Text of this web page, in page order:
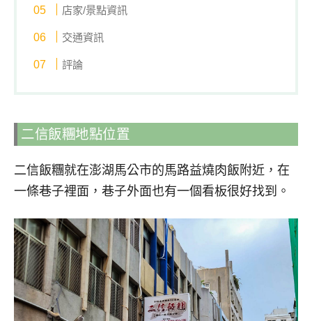
店家/景點資訊
交通資訊
評論
二信飯糰地點位置
二信飯糰就在澎湖馬公市的馬路益燒肉飯附近，在
一條巷子裡面，巷子外面也有一個看板很好找到。